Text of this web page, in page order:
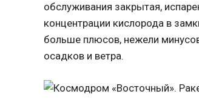
обслуживания закрытая,
концентрации кислорода в
больше плюсов, нежели
осадков и ветра.